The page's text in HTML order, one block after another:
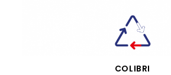
VISTA RÁPIDA
COLIBRI